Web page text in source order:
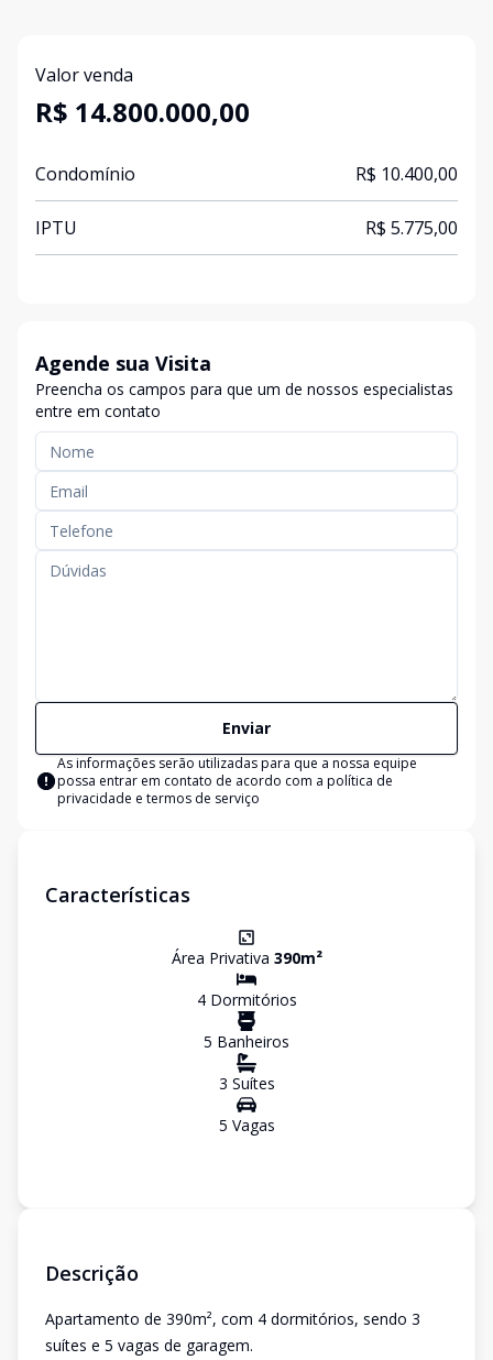
Valor venda
R$ 14.800.000,00
Condomínio R$ 10.400,00
IPTU R$ 5.775,00
Agende sua Visita
Preencha os campos para que um de nossos especialistas
entre em contato
Enviar
As informações serão utilizadas para que a nossa equipe
possa entrar em contato de acordo com a política de
privacidade e termos de serviço
Características
Área Privativa 390m²
4Dormitórios
5 Banheiros
3 Suítes
5 Vagas
Descrição
Apartamento de 390m², com 4 dormitórios, sendo 3
suítes e 5 vagas de garagem.